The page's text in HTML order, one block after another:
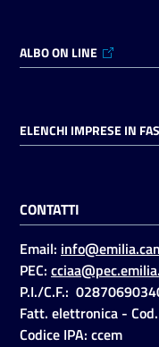
ALBO ON LINE
ELENCHI IMPRESE IN
CONTATTI
Email:
PEC:
P.I./C.F.:
Fatt. elettronica -
Codice IPA: ccem